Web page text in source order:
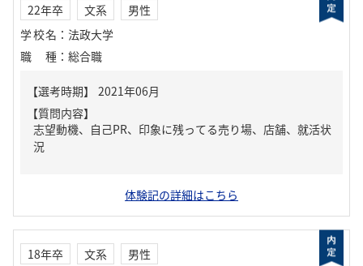
22年卒 文系
男性
学校名 ： 法政大学
職種 ： 総合職
【質問内容】
志望動機、自己PR、印象に残ってる売り場、店舗、就活状
況
体験記の詳細はこちら
18年卒 文系
男性